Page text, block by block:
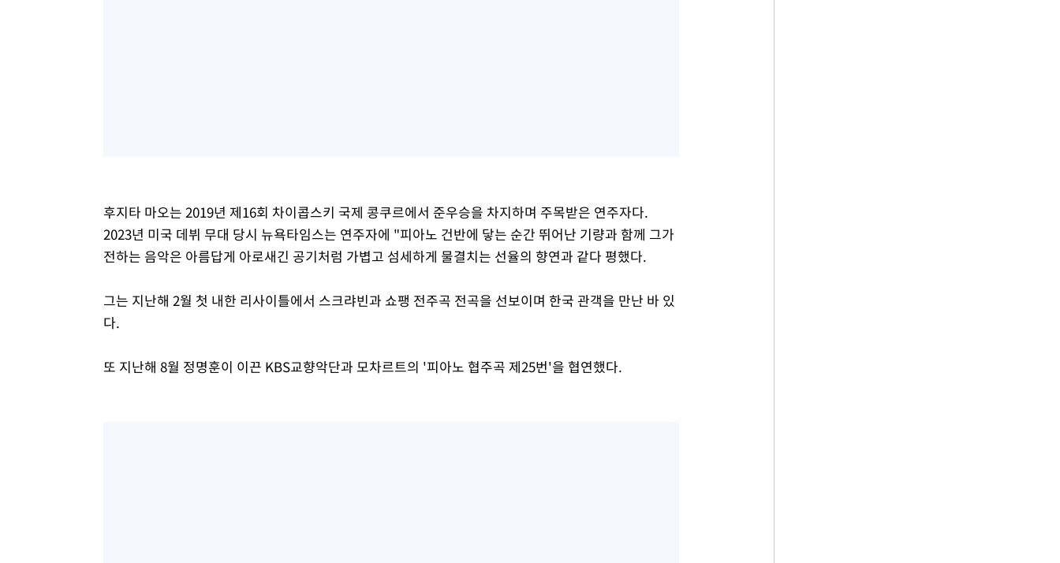
후지타 마오는 2019년 제16회 차이콥스키 국제 콩쿠르에서 준우승을 차지하며 주목받은 연주자다.
2023년 미국 데뷔 무대 당시 뉴욕타임스는 연주자에 "피아노 건반에 닿는 순간 뛰어난 기량과 함께 그가
전하는 음악은 아름답게 아로새긴 공기처럼 가볍고 섬세하게 물결치는 선율의 향연과 같다 평했다.
그는 지난해 2월 첫 내한 리사이틀에서 스크랴빈과 쇼팽 전주곡 전곡을 선보이며 한국 관객을 만난 바 있
다.
또 지난해 8월 정명훈이 이끈 KBS교향악단과 모차르트의 '피아노 협주곡 제25번'을 협연했다.